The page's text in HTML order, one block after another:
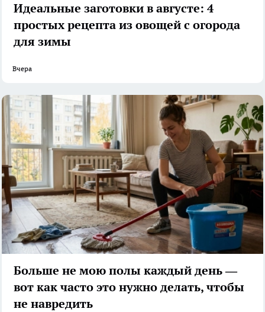
Идеальные заготовки в августе: 4
простых рецепта из овощей с огорода
для зимы
Вчера
Больше не мою полы каждый день —
вот как часто это нужно делать, чтобы
не навредить